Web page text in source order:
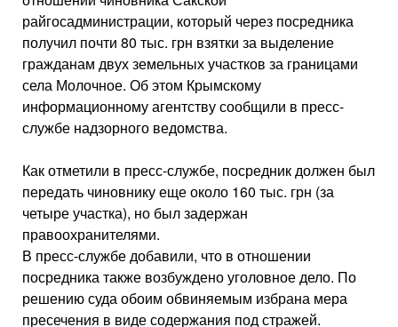
райгосадминистрации, который через посредника
получил почти 80 тыс. грн взятки за выделение
гражданам двух земельных участков за границами
села Молочное. Об этом Крымскому
информационному агентству сообщили в пресс-
службе надзорного ведомства.
Как отметили в пресс-службе, посредник должен был
передать чиновнику еще около 160 тыс. грн (за
четыре участка), но был задержан
правоохранителями.
В пресс-службе добавили, что в отношении
посредника также возбуждено уголовное дело. По
решению суда обоим обвиняемым избрана мера
пресечения в виде содержания под стражей.